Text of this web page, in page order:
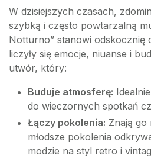
W dzisiejszych czasach,
szybką i często powtarzalną
Notturno” stanowi odskocznię
liczyły się emocje, niuanse i
utwór, który:
Buduje atmosferę:
do wieczornych spotkań
Łączy pokolenia: Znają go
młodsze pokolenia
modzie na styl retro i